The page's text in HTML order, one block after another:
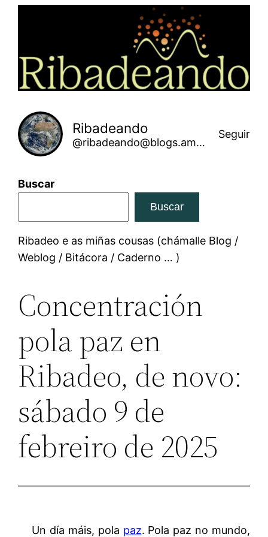
Ribadeando
@ribadeando@blogs.amarinha.gal
Seguir
Buscar
Buscar
Ribadeo e as miñas cousas (chámalle Blog /
Weblog / Bitácora / Caderno … )
Concentración
pola paz en
Ribadeo, de novo:
sábado 9 de
febreiro de 2025
Un día máis, pola paz. Pola paz no mundo,